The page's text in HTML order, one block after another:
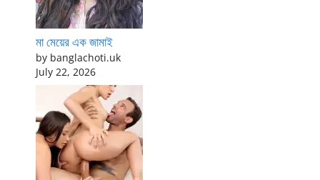
মা মেয়ের এক জামাই
by banglachoti.uk
July 22, 2026